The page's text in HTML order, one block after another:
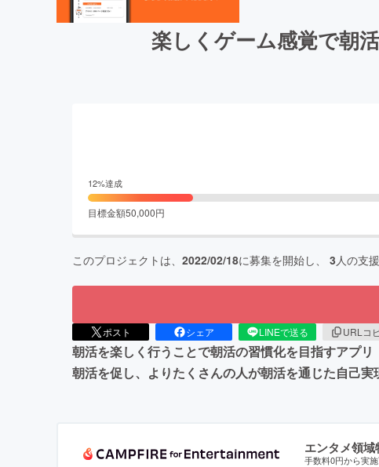
楽しくゲーム感覚で朝
12%達成
目標金額50,000円
このプロジェクトは、 2022/02/18に募集を開始し、 3人の支
ポスト シェア LINEで送る URLコ
朝活を楽しく行うことで朝活の習慣化を目指すアプ
朝活を促し、よりたくさんの人が朝活を通じた自己
エンタメ領
手数料0円から実